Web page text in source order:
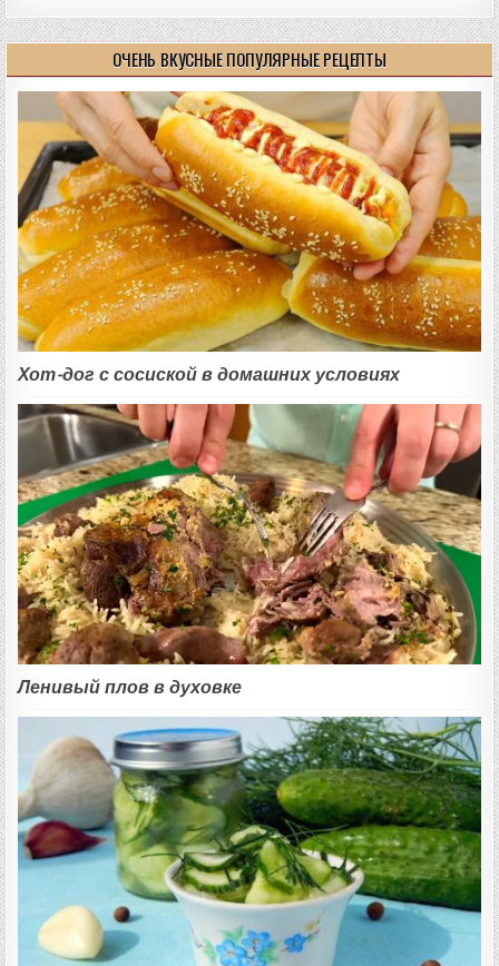
ОЧЕНЬ ВКУСНЫЕ ПОПУЛЯРНЫЕ РЕЦЕПТЫ
Хот-дог с сосиской в домашних условиях
Ленивый плов в духовке